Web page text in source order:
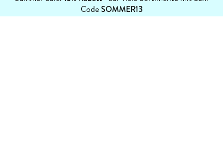
CodeSOMMER13
erfahren